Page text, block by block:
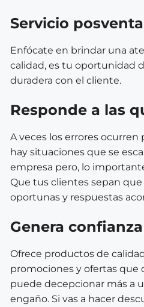
Servicio posventa
Enfócate en brindar una
calidad, es tu oportunidad
duradera con el cliente.
Responde a las
A veces los errores
hay situaciones que se
empresa pero, lo
Que tus clientes sepan
oportunas y respuestas
Genera confianza
Ofrece productos de
promociones y ofertas que
puede decepcionar más a
engaño. Si vas a hacer